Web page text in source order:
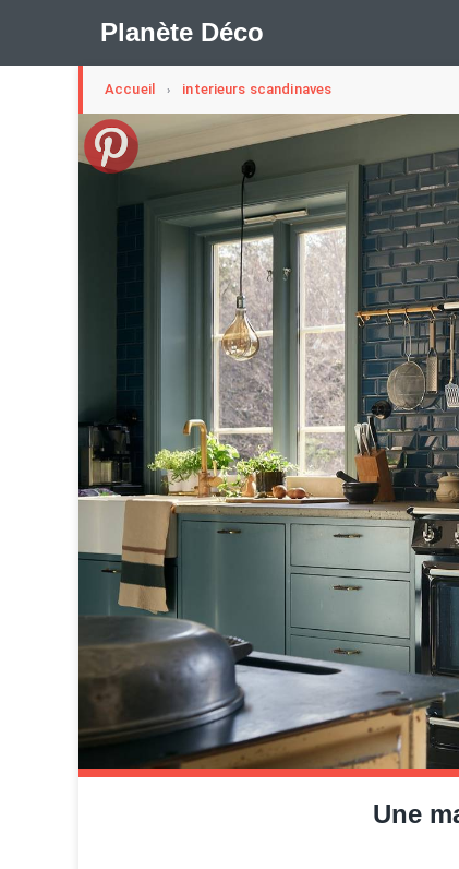
Planète Déco
🛍︎ Shop Planète Déco ℹ︎ À propos
Appartement Design Cabanes Decoration Noël
Méli-Mélo Suédois
Publi Reportage Tendance
Maison Appartement Écologique
Maison
Question De Style
Renovation Revue De
Accueil › interieurs scandinaves
Une